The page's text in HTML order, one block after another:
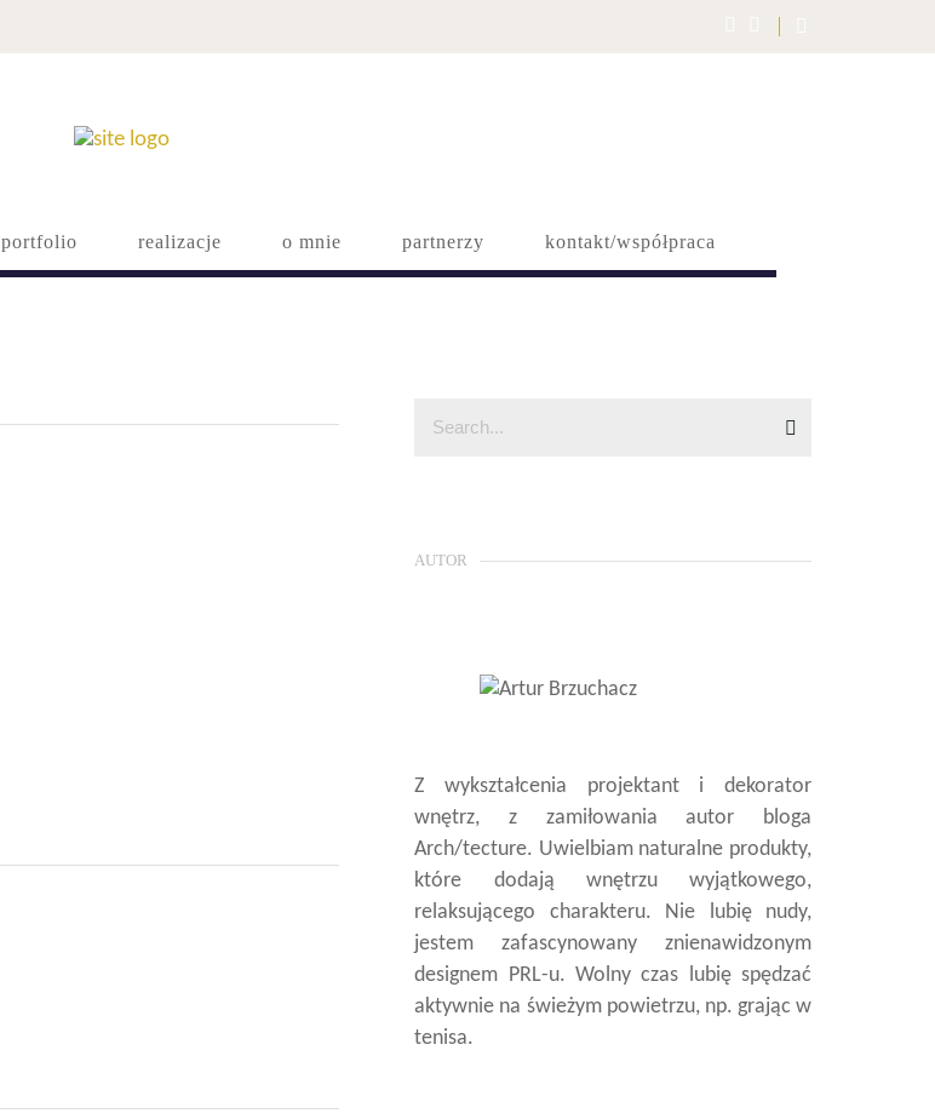
portfolio realizacje o mnie partnerzy kontakt/współpraca
AUTOR
Z wykształcenia projektant i dekorator
wnętrz, z zamiłowania autor bloga
Arch/tecture. Uwielbiam naturalne produkty,
które dodają wnętrzu wyjątkowego,
relaksującego charakteru. Nie lubię nudy,
jestem zafascynowany znienawidzonym
designem PRL-u. Wolny czas lubię spędzać
aktywnie na świeżym powietrzu, np. grając w
tenisa.